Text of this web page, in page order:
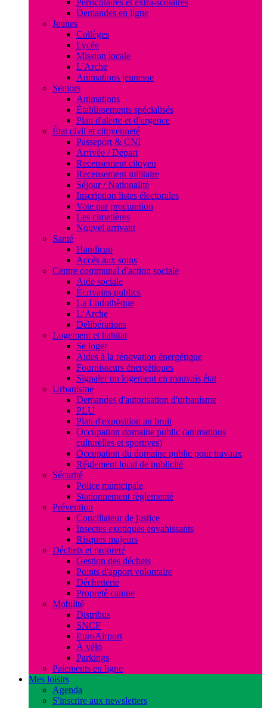
Demandes en ligne
Jeunes
Collèges
Lycée
Mission locale
L'Arche
Animations jeunesse
Seniors
Animations
Établissements spécialisés
Plan d'alerte et d'urgence
État civil et citoyenneté
Passeport & CNI
Arrivée / Départ
Recensement citoyen
Recensement militaire
Séjour / Nationalité
Inscription listes électorales
Vote par procuration
Les cimetières
Nouvel arrivant
Santé
Handicap
Accès aux soins
Centre communal d'action sociale
Aide sociale
Écrivains publics
La Ludothèque
L’Arche
Délibérations
Logement et habitat
Se loger
Aides à la rénovation énergétique
Fournisseurs énergétiques
Signaler un logement en mauvais état
Urbanisme
Demandes d'autorisation d'urbanisme
PLU
Plan d'exposition au bruit
Occupation domaine public (animations
culturelles et sportives)
Occupation du domaine public pour travaux
Réglement local de publicité
Sécurité
Police municipale
Stationnement règlementé
Prévention
Conciliateur de justice
Insectes exotiques envahissants
Risques majeurs
Déchets et propreté
Gestion des déchets
Points d'apport volontaire
Déchetterie
Propreté canine
Mobilité
Distribus
SNCF
EuroAirport
À vélo
Parkings
Paiements en ligne
Mes loisirs
Agenda
S'inscrire aux newsletters